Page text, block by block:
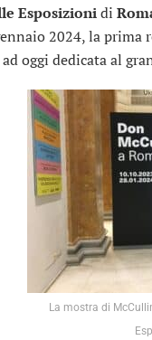
Esposizionidi
2024, la
oggi dedicata al
La mostra di